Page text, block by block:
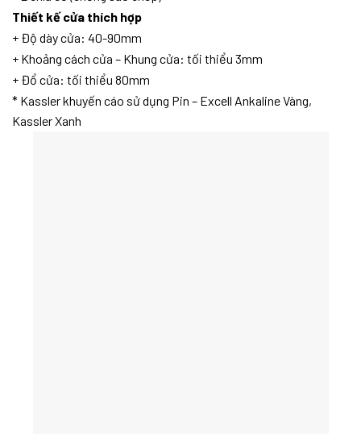
Thiết kế cửa thích hợp
+ Độ dày cửa: 40-90mm
+ Khoảng cách cửa – Khung cửa: tối thiểu 3mm
+ Đổ cửa: tối thiểu 80mm
* Kassler khuyến cáo sử dụng Pin – Excell Ankaline Vàng,
Kassler Xanh